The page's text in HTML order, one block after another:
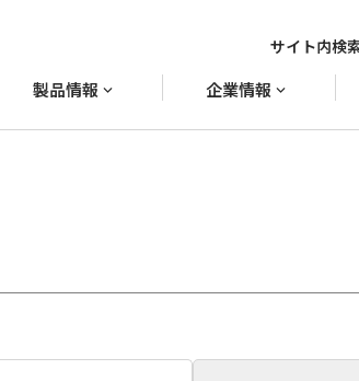
製品情報 企業情報